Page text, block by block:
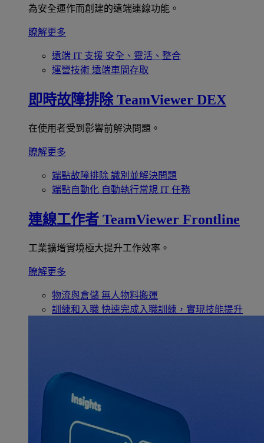
為安全運作而創建的遠端連線功能。
瞭解更多
遠端 IT 支援 安全、靈活、整合
運營技術 遠端車間存取
即時故障排除 TeamViewer DEX
在使用者受到影響前解決問題。
瞭解更多
端點故障排除 識別並解決問題
端點自動化 自動執行常規 IT 任務
連線工作者 TeamViewer Frontline
工業擴增實境極大提升工作效率。
瞭解更多
物流與倉儲 無人物料搬運
訓練和入職 快速完成入職訓練，實現技能提升